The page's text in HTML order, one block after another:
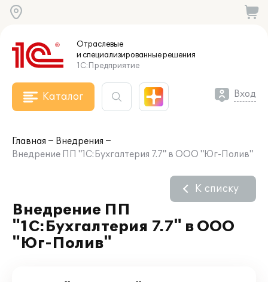
Отраслевые
и специализированныерешения
1С:Предприятие
Каталог Вход
Главная
Внедрения
Внедрение ПП "1С:Бухгалтерия 7.7" в ООО "Юг-Полив"
Внедрение ПП
"1С:Бухгалтерия 7.7" в ООО
"Юг-Полив"
К списку